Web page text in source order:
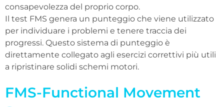
consapevolezza del proprio corpo.
Il test FMS genera un punteggio che viene utilizzato
per individuare i problemi e tenere traccia dei
progressi. Questo sistema di punteggio è
direttamente collegato agli esercizi correttivi più utili
a ripristinare solidi schemi motori.
FMS-Functional Movement